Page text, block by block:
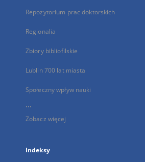
Repozytorium prac doktorskich
Regionalia
Zbiory bibliofilskie
Lublin 700 lat miasta
Społeczny wpływ nauki
...
Zobacz więcej
Indeksy